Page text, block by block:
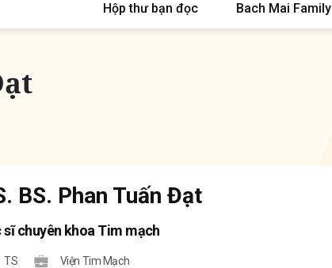
Hộp thư bạn đọc Bach Mai Family
BS. Phan Tuấn Đạt
sĩ chuyên khoa Tim mạch
TS Viện Tim Mạch